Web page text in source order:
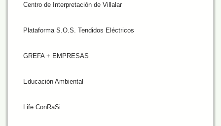
Centro de Interpretación de Villalar
Plataforma S.O.S. Tendidos Eléctricos
GREFA + EMPRESAS
Educación Ambiental
Life ConRaSi